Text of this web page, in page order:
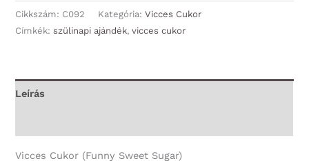
-
Legendás
Cikkszám: C092 Kategória:Vicces Cukor
Címkék:szülinapi ajándék,vicces cukor
Leírás
Vicces Cukor (Funny Sweet Sugar)